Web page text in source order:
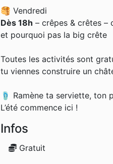
🥞 Vendredi
Dès 18h – crêpes & crêtes –
et pourquoi pas la big crête
Toutes les activités sont
tu viennes construire un
🩴 Ramène ta serviette, ton
L’été commence ici !
Infos
Gratuit